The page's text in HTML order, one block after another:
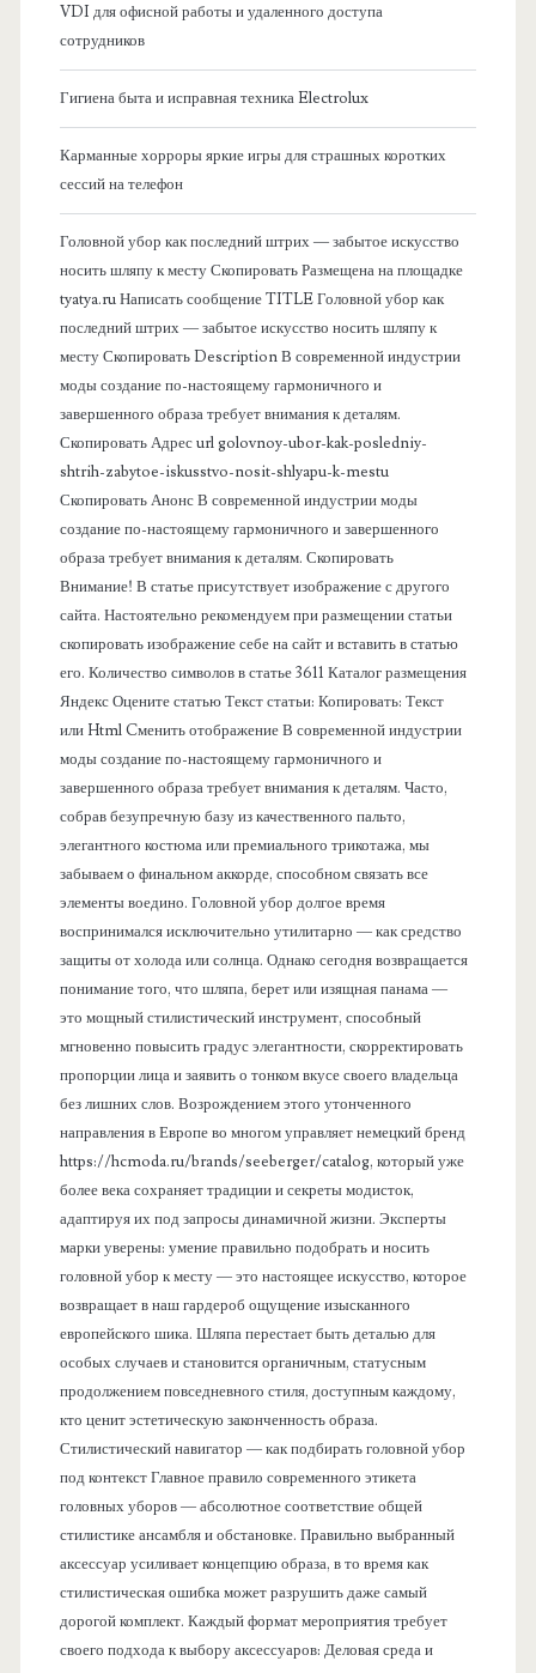
VDI для офисной работы и удаленного доступа
сотрудников
Гигиена быта и исправная техника Electrolux
Карманные хорроры яркие игры для страшных коротких
сессий на телефон
Головной убор как последний штрих — забытое искусство
носить шляпу к месту Скопировать Размещена на площадке
tyatya.ru Написать сообщение TITLE Головной убор как
последний штрих — забытое искусство носить шляпу к
месту Скопировать Description В современной индустрии
моды создание по-настоящему гармоничного и
завершенного образа требует внимания к деталям.
Скопировать Адрес url golovnoy-ubor-kak-posledniy-
shtrih-zabytoe-iskusstvo-nosit-shlyapu-k-mestu
Скопировать Анонс В современной индустрии моды
создание по-настоящему гармоничного и завершенного
образа требует внимания к деталям. Скопировать
Внимание! В статье присутствует изображение с другого
сайта. Настоятельно рекомендуем при размещении статьи
скопировать изображение себе на сайт и вставить в статью
его. Количество символов в статье 3611 Каталог размещения
Яндекс Оцените статью Текст статьи: Копировать: Текст
или Html Cменить отображение В современной индустрии
моды создание по-настоящему гармоничного и
завершенного образа требует внимания к деталям. Часто,
собрав безупречную базу из качественного пальто,
элегантного костюма или премиального трикотажа, мы
забываем о финальном аккорде, способном связать все
элементы воедино. Головной убор долгое время
воспринимался исключительно утилитарно — как средство
защиты от холода или солнца. Однако сегодня возвращается
понимание того, что шляпа, берет или изящная панама —
это мощный стилистический инструмент, способный
мгновенно повысить градус элегантности, скорректировать
пропорции лица и заявить о тонком вкусе своего владельца
без лишних слов. Возрождением этого утонченного
направления в Европе во многом управляет немецкий бренд
https://hcmoda.ru/brands/seeberger/catalog, который уже
более века сохраняет традиции и секреты модисток,
адаптируя их под запросы динамичной жизни. Эксперты
марки уверены: умение правильно подобрать и носить
головной убор к месту — это настоящее искусство, которое
возвращает в наш гардероб ощущение изысканного
европейского шика. Шляпа перестает быть деталью для
особых случаев и становится органичным, статусным
продолжением повседневного стиля, доступным каждому,
кто ценит эстетическую законченность образа.
Стилистический навигатор — как подбирать головной убор
под контекст Главное правило современного этикета
головных уборов — абсолютное соответствие общей
стилистике ансамбля и обстановке. Правильно выбранный
аксессуар усиливает концепцию образа, в то время как
стилистическая ошибка может разрушить даже самый
дорогой комплект. Каждый формат мероприятия требует
своего подхода к выбору аксессуаров: Деловая среда и